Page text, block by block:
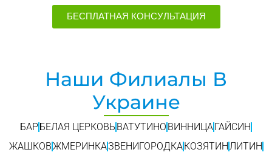
БЕСПЛАТНАЯ КОНСУЛЬТАЦИЯ
Наши Филиалы В
Украине
БАРБЕЛАЯ ЦЕРКОВЬ ВАТУТИНО ВИННИЦАГАЙСИН
ЖАШКОВЖМЕРИНКАЗВЕНИГОРОДКАКОЗЯТИН ЛИТИН